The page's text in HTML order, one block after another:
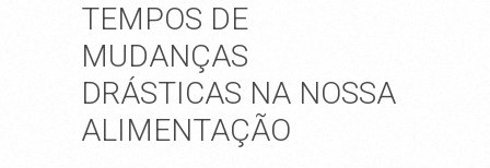
TEMPOS DE
MUDANÇAS
DRÁSTICAS NA NOSSA
ALIMENTAÇÃO